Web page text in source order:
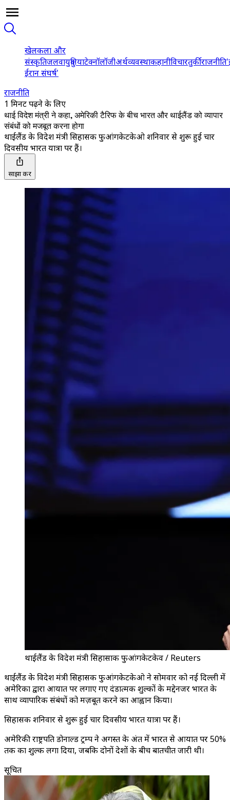
खेलकला और
संस्कृतिजलवायुदुनियाटेक्नॉलॉजीअर्थव्यवस्थाकहानीविचारतुर्कीराजनीति
ईरान संघर्ष'
राजनीति
1 मिनट पढ़ने के लिए
थाई विदेश मंत्री ने कहा, अमेरिकी टैरिफ के बीच भारत और थाईलैंड को व्यापार
संबंधों को मजबूत करना होगा
थाईलैंड के विदेश मंत्री सिहासक फुआंगकेटकेओ शनिवार से शुरू हुई चार
दिवसीय भारत यात्रा पर हैं।
साझा करें
थाईलैंड के विदेश मंत्री सिहासाक फुआंगकेटकेव / Reuters
थाईलैंड के विदेश मंत्री सिहासक फुआंगकेटकेओ ने सोमवार को नई दिल्ली में
अमेरिका द्वारा आयात पर लगाए गए दंडात्मक शुल्कों के मद्देनजर भारत के
साथ व्यापारिक संबंधों को मज़बूत करने का आह्वान किया।
सिहासक शनिवार से शुरू हुई चार दिवसीय भारत यात्रा पर हैं।
अमेरिकी राष्ट्रपति डोनाल्ड ट्रम्प ने अगस्त के अंत में भारत से आयात पर 50%
तक का शुल्क लगा दिया, जबकि दोनों देशों के बीच बातचीत जारी थी।
सूचित